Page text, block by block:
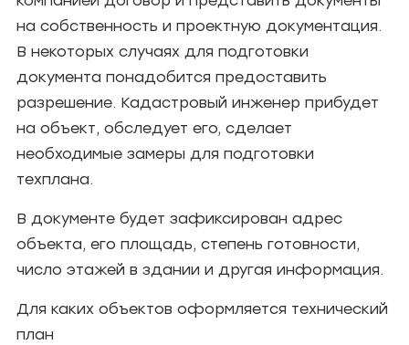
на собственность и проектную документация.
В некоторых случаях для подготовки
документа понадобится предоставить
разрешение. Кадастровый инженер прибудет
на объект, обследует его, сделает
необходимые замеры для подготовки
техплана.
В документе будет зафиксирован адрес
объекта, его площадь, степень готовности,
число этажей в здании и другая информация.
Для каких объектов оформляется технический
план